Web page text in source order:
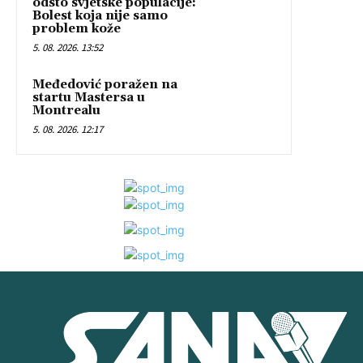
Bolest koja nije samo
problem kože
5. 08. 2026. 13:52
Međedović poražen na
startu Mastersa u
Montrealu
5. 08. 2026. 12:17